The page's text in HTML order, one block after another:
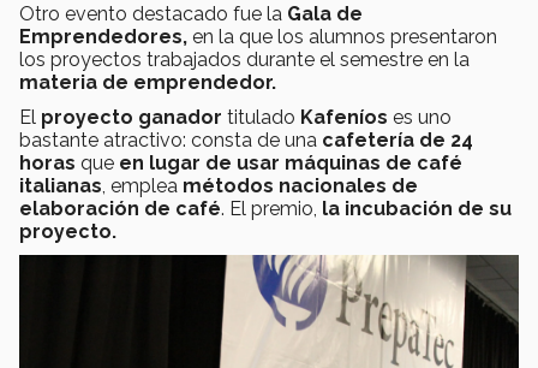
Otro evento destacado fue la Gala de
Emprendedores, en la que los alumnos presentaron
los proyectos trabajados durante el semestre en la
materia de emprendedor.
El proyecto ganador titulado Kafeníos es uno
bastante atractivo: consta de una cafetería de 24
horas que en lugar de usar máquinas de café
italianas , emplea métodos nacionales de
elaboración de café. El premio, la incubación de su
proyecto.